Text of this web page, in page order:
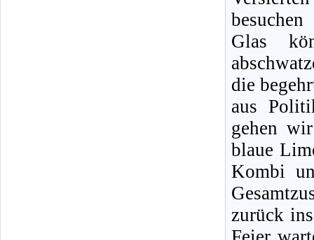
Glas
die
aus
gehen
blaue
Kombi
zurück